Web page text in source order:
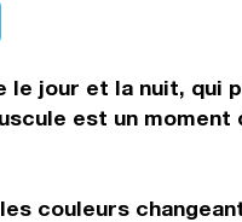
le jour et la nuit, qui
est un
couleurs